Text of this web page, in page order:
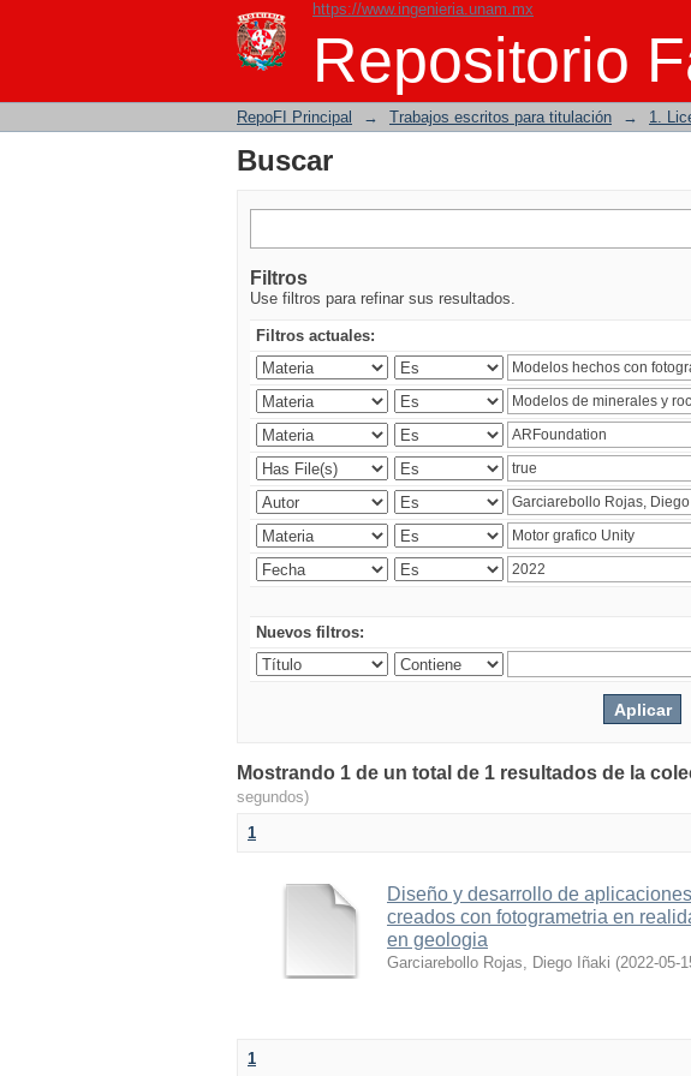
https://www.ingenieria.unam.mx
Repositorio
Buscar
RepoFI Principal → Trabajos escritos para titulación → 1.
Buscar
Filtros
Use filtros para refinar sus resultados.
Filtros actuales:
Nuevos filtros:
Mostrando 1 de un total de 1 resultados de la
segundos)
1
Diseño y desarrollo de
creados con fotogrametria en
en geologia
Garciarebollo Rojas, Diego Iñaki (2022-05-
1